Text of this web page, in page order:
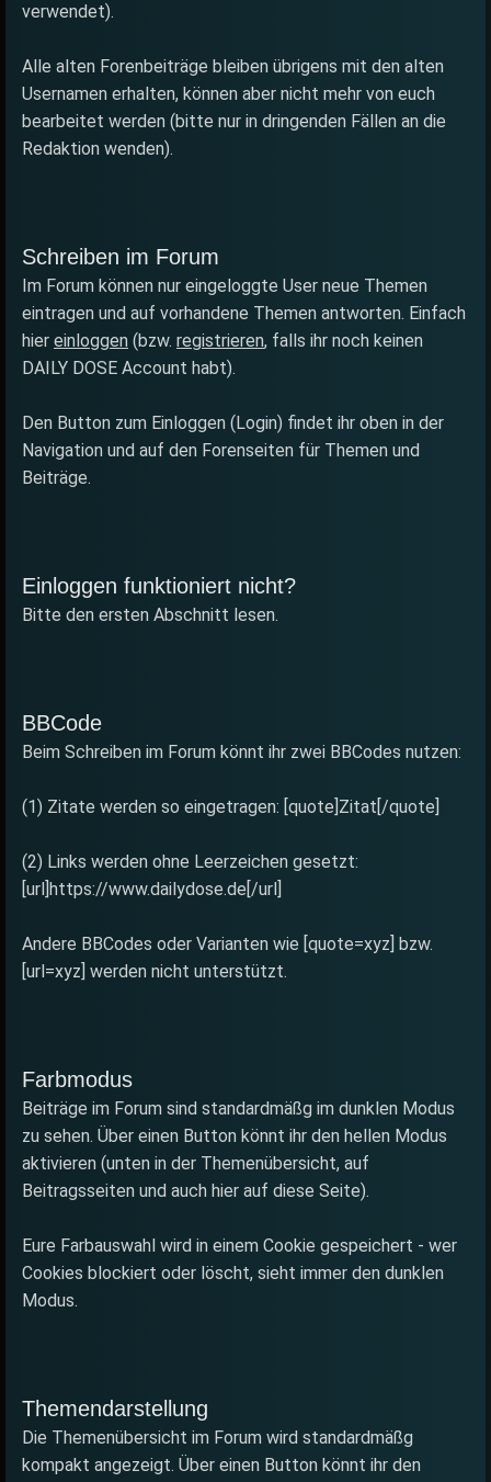
verwendet).
Alle alten Forenbeiträge bleiben übrigens mit den alten
Usernamen erhalten, können aber nicht mehr von euch
bearbeitet werden (bitte nur in dringenden Fällen an die
Redaktion wenden).
Schreiben im Forum
Im Forum können nur eingeloggte User neue Themen
eintragen und auf vorhandene Themen antworten. Einfach
hier einloggen (bzw. registrieren, falls ihr noch keinen
DAILY DOSE Account habt).
Den Button zum Einloggen (Login) findet ihr oben in der
Navigation und auf den Forenseiten für Themen und
Beiträge.
Einloggen funktioniert nicht?
Bitte den ersten Abschnitt lesen.
BBCode
Beim Schreiben im Forum könnt ihr zwei BBCodes nutzen:
(1) Zitate werden so eingetragen: [quote]Zitat[/quote]
(2) Links werden ohne Leerzeichen gesetzt:
[url]https://www.dailydose.de[/url]
Andere BBCodes oder Varianten wie [quote=xyz] bzw.
[url=xyz] werden nicht unterstützt.
Farbmodus
Beiträge im Forum sind standardmäßg im dunklen Modus
zu sehen. Über einen Button könnt ihr den hellen Modus
aktivieren (unten in der Themenübersicht, auf
Beitragsseiten und auch hier auf diese Seite).
Eure Farbauswahl wird in einem Cookie gespeichert - wer
Cookies blockiert oder löscht, sieht immer den dunklen
Modus.
Themendarstellung
Die Themenübersicht im Forum wird standardmäßg
kompakt angezeigt. Über einen Button könnt ihr den